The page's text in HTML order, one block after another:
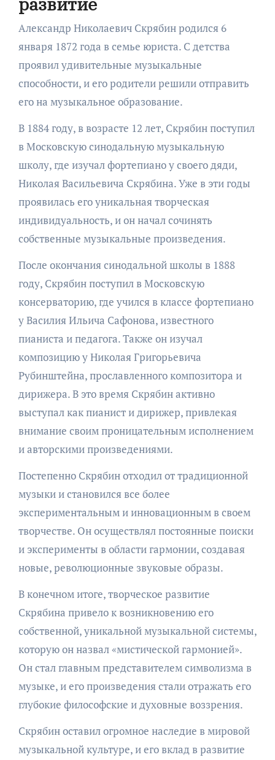
Александр Николаевич Скрябин родился 6
января 1872 года в семье юриста. С детства
проявил удивительные музыкальные
способности, и его родители решили отправить
его на музыкальное образование.
В 1884 году, в возрасте 12 лет, Скрябин поступил
в Московскую синодальную музыкальную
школу, где изучал фортепиано у своего дяди,
Николая Васильевича Скрябина. Уже в эти годы
проявилась его уникальная творческая
индивидуальность, и он начал сочинять
собственные музыкальные произведения.
После окончания синодальной школы в 1888
году, Скрябин поступил в Московскую
консерваторию, где учился в классе фортепиано
у Василия Ильича Сафонова, известного
пианиста и педагога. Также он изучал
композицию у Николая Григорьевича
Рубинштейна, прославленного композитора и
дирижера. В это время Скрябин активно
выступал как пианист и дирижер, привлекая
внимание своим проницательным исполнением
и авторскими произведениями.
Постепенно Скрябин отходил от традиционной
музыки и становился все более
экспериментальным и инновационным в своем
творчестве. Он осуществлял постоянные поиски
и эксперименты в области гармонии, создавая
новые, революционные звуковые образы.
В конечном итоге, творческое развитие
Скрябина привело к возникновению его
собственной, уникальной музыкальной системы,
которую он назвал «мистической гармонией».
Он стал главным представителем символизма в
музыке, и его произведения стали отражать его
глубокие философские и духовные воззрения.
Скрябин оставил огромное наследие в мировой
музыкальной культуре, и его вклад в развитие